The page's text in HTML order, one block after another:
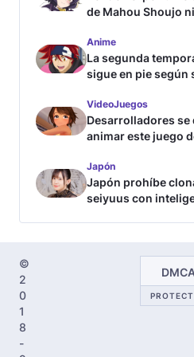
de Mahou Shoujo
Anime
La segunda
sigue en pie según
VideoJuegos
Desarrolladores
animar este juego
Japón
Japón prohíbe
seiyuus con
©
2
0
1
8
-